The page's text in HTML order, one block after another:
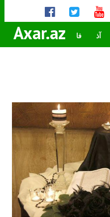
Axar.az آذ فا